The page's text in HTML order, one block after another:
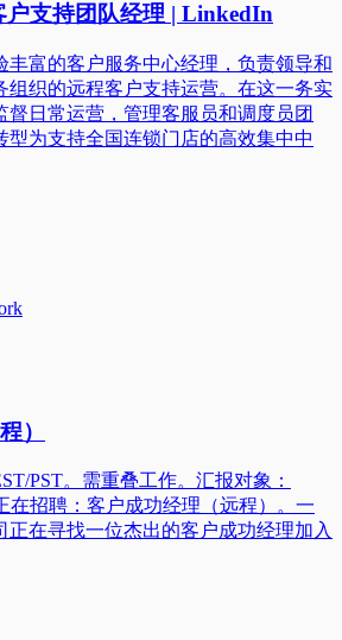
支持团队经理 | LinkedIn
丰富的客户服务中心经理，负责领导和
组织的远程客户支持运营。在这一务实
督日常运营，管理客服员和调度员团
型为支持全国连锁门店的高效集中中
）
PST。需重叠工作。汇报对象：
在招聘：客户成功经理（远程）。一
正在寻找一位杰出的客户成功经理加入